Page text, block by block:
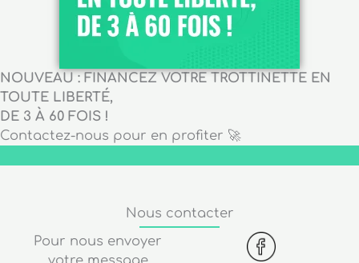
NOUVEAU : FINANCEZ VOTRE TROTTINETTE EN
TOUTE LIBERTÉ,
DE 3 À 60 FOIS !
Contactez-nous pour en profiter 🚀
Nous contacter
Pour nous envoyer